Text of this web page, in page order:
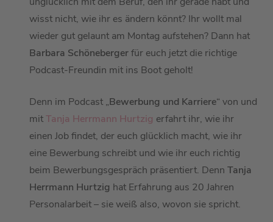
wisst nicht, wie ihr es ändern könnt? Ihr wollt mal
wieder gut gelaunt am Montag aufstehen? Dann hat
Barbara Schönebergerfür euch jetzt die richtige
Podcast-Freundin mit ins Boot geholt!
Denn im Podcast „Bewerbung und Karriere“ von und
mitTanja Herrmann Hurtzig erfahrt ihr, wie ihr
einen Job findet, der euch glücklich macht, wie ihr
eine Bewerbung schreibt und wie ihr euch richtig
beim Bewerbungsgespräch präsentiert. Denn Tanja
Herrmann Hurtzig hat Erfahrung aus 20 Jahren
Personalarbeit – sie weiß also, wovon sie spricht.